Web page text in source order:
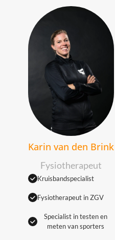
Karin van den Brink
Fysiotherapeut
Kruisbandspecialist
Fysiotherapeut in ZGV
Specialist in testen en
meten van sporters